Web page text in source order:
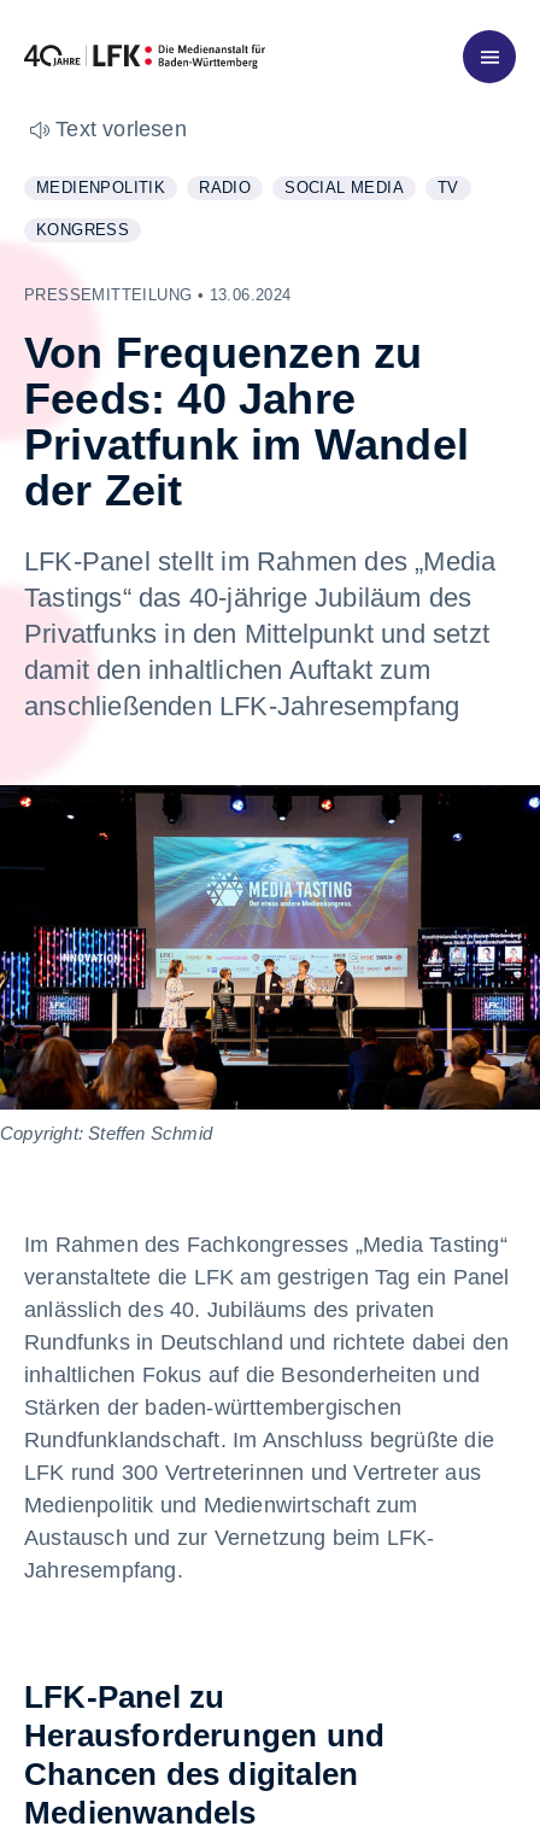
Zum Inhalt springen
Text vorlesen
WEITERE INFORMATIONEN ZUM THEMA
MEDIENPOLITIK
ANZEIGEN WEITERE INFORMATIONEN ZUM THEMA
RADIO
ANZEIGEN WEITERE INFORMATIONEN
SOCIAL MEDIA
ANZEIGEN WEITERE
TV
ANZEIGEN
WEITERE INFORMATIONEN ZUM THEMA
KONGRESS
ANZEIGEN
PRESSEMITTEILUNG • 13.06.2024
Von Frequenzen zu
Feeds: 40 Jahre
Privatfunk im Wandel
der Zeit
LFK-Panel stellt im Rahmen des „Media
Tastings“ das 40-jährige Jubiläum des
Privatfunks in den Mittelpunkt und setzt
damit den inhaltlichen Auftakt zum
anschließenden LFK-Jahresempfang
Copyright: Steffen Schmid
Im Rahmen des Fachkongresses „Media Tasting“
veranstaltete die LFK am gestrigen Tag ein Panel
anlässlich des 40. Jubiläums des privaten
Rundfunks in Deutschland und richtete dabei den
inhaltlichen Fokus auf die Besonderheiten und
Stärken der baden-württembergischen
Rundfunklandschaft. Im Anschluss begrüßte die
LFK rund 300 Vertreterinnen und Vertreter aus
Medienpolitik und Medienwirtschaft zum
Austausch und zur Vernetzung beim LFK-
Jahresempfang.
LFK-Panel zu
Herausforderungen und
Chancen des digitalen
Medienwandels